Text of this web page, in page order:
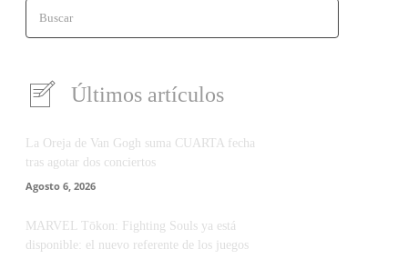
Buscar
Últimos artículos
La Oreja de Van Gogh suma CUARTA fecha
tras agotar dos conciertos
Agosto 6, 2026
MARVEL Tōkon: Fighting Souls ya está
disponible: el nuevo referente de los juegos